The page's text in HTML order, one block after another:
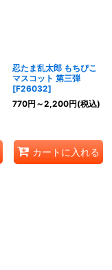
忍たま乱太郎 もちぴこ
マスコット 第三弾
[F26032]
770円 ～2,200円(税込)
カートに入れる